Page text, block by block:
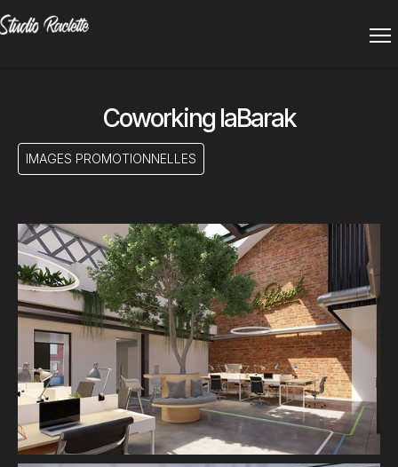
Coworking laBarak
IMAGES PROMOTIONNELLES